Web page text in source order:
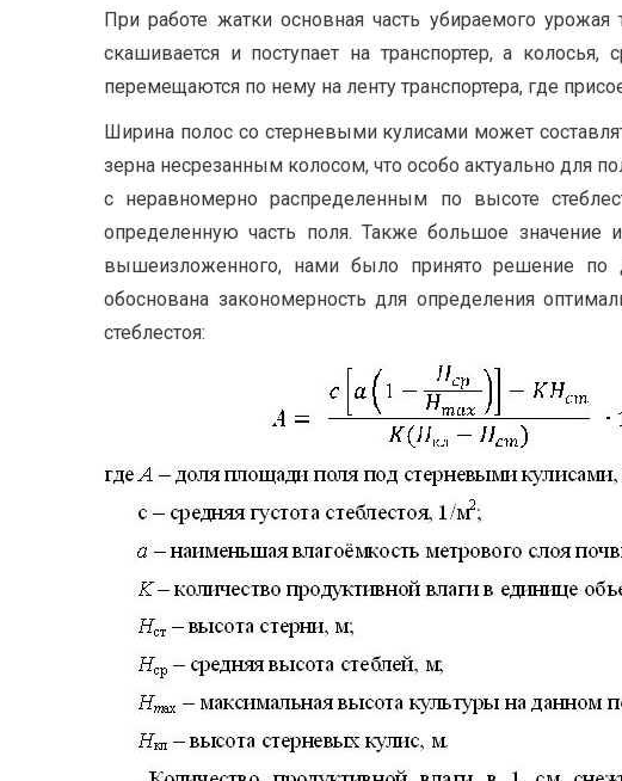
При работе жатки основная часть убираемого
скашивается и поступает на транспортер, а
перемещаются по нему на ленту транспортера, где
Ширина полос со стерневыми кулисами может
зерна несрезанным колосом, что особо актуально для
с неравномерно распределенным по высоте
определенную часть поля. Также большое значение
вышеизложенного, нами было принято решение по
обоснована закономерность для определения
стеблестоя: